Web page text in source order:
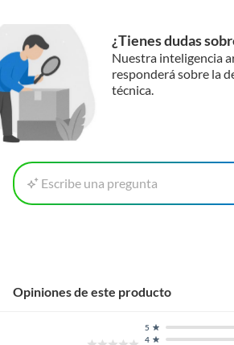
¿Tienes dudas
Nuestra inteligencia
responderá sobre la
técnica.
Escribe una pregunta
Opiniones de este producto
4
5